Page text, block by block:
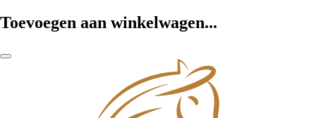
Toevoegen aan winkelwagen...